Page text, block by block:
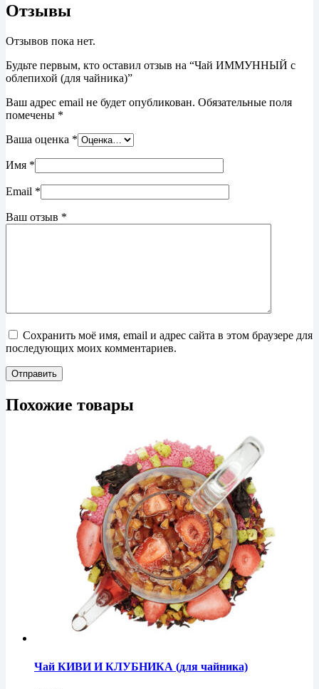
Отзывы
Отзывов пока нет.
Будьте первым, кто оставил отзыв на “Чай ИММУННЫЙ с
облепихой (для чайника)”
Ваш адрес email не будет опубликован. Обязательные поля
помечены *
Ваша оценка *
Имя *
Email *
Ваш отзыв *
Сохранить моё имя, email и адрес сайта в этом браузере для
последующих моих комментариев.
Отправить
Похожие товары
Чай КИВИ И КЛУБНИКА (для чайника)